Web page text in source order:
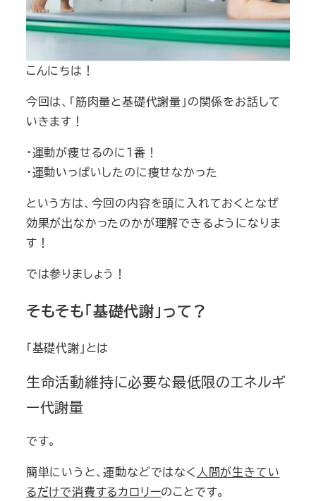
こんにちは！
今回は、 「筋肉量と基礎代謝量」の関係をお話して
いきます！
・運動が痩せるのに１番！
・運動いっぱいしたのに痩せなかった
という方は、今回の内容を頭に入れておくとなぜ
効果が出なかったのかが理解できるようになりま
す！
では参りましょう！
そもそも「基礎代謝」って？
「基礎代謝」とは
生命活動維持に必要な最低限のエネルギ
ー代謝量
です。
簡単にいうと、運動などではなく人間が生きてい
るだけで消費するカロリーのことです。